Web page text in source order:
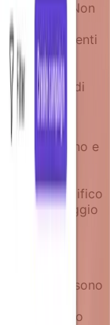
"Non
in quel
alcuni utenti
altri
e alcuni
di
lo stato
del piano e
che ogni
solo gli
nudge specifico
del messaggio
di ri-
tutti i 5
possono
non
prevenendo